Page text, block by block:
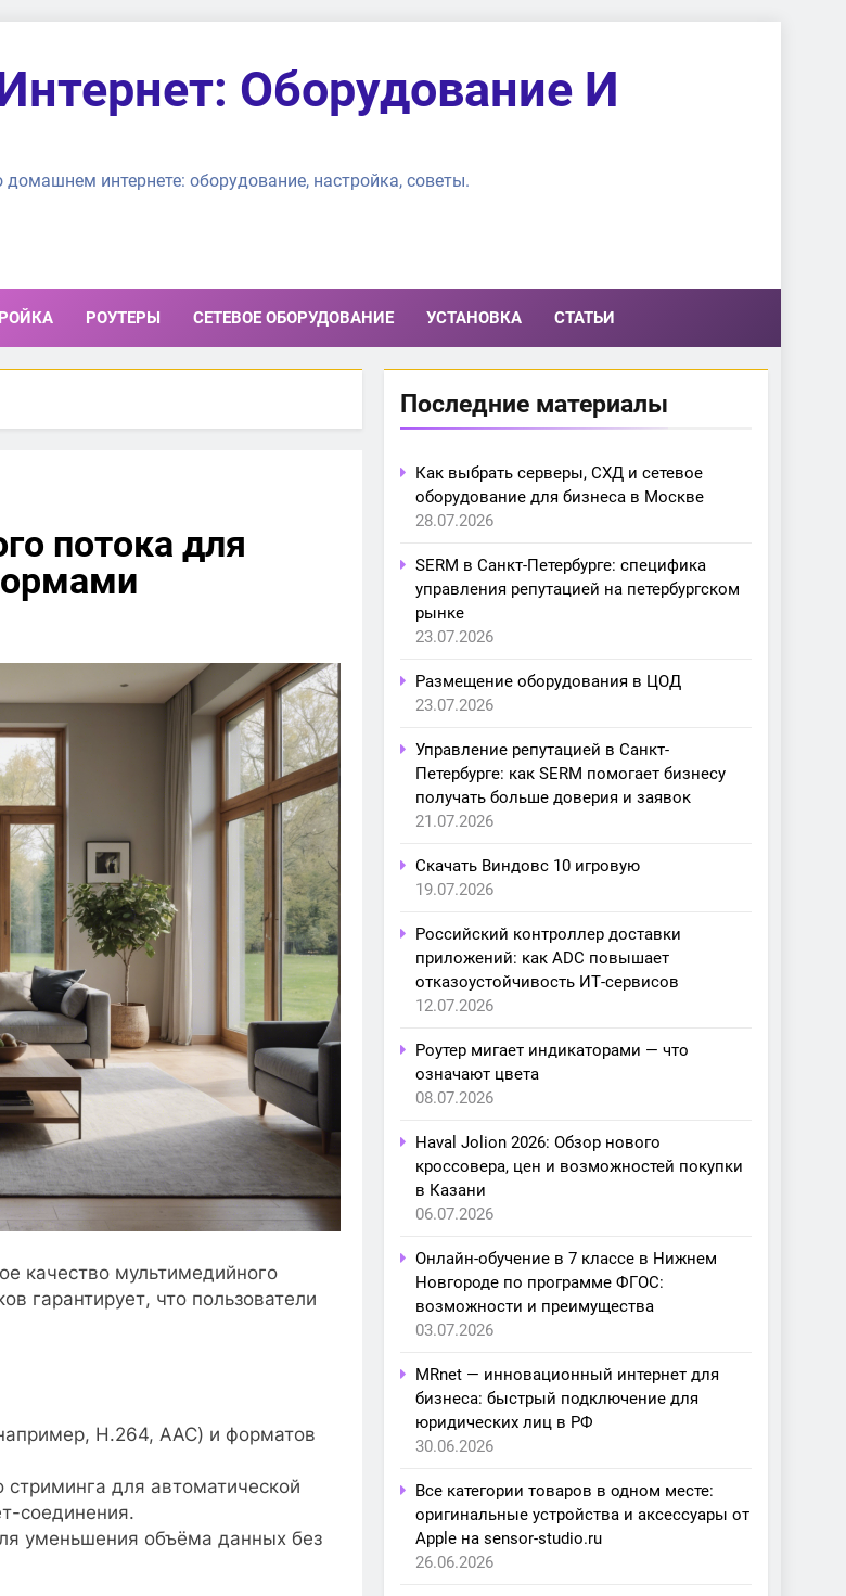
Оборудование И
интернете: оборудование, настройка, советы.
РОУТЕРЫ СЕТЕВОЕ ОБОРУДОВАНИЕ УСТАНОВКА СТАТЬИ
потока для
качество мультимедийного
гарантирует, что пользователи
H.264, AAC) и форматов
стриминга для автоматической
соединения.
уменьшения объёма данных без
Последние материалы
Как выбрать серверы, СХД и сетевое
оборудование для бизнеса в Москве
28.07.2026
SERM в Санкт-Петербурге: специфика
управления репутацией на петербургском
рынке
23.07.2026
Размещение оборудования в ЦОД
23.07.2026
Управление репутацией в Санкт-
Петербурге: как SERM помогает бизнесу
получать больше доверия и заявок
21.07.2026
Скачать Виндовс 10 игровую
19.07.2026
Российский контроллер доставки
приложений: как ADC повышает
отказоустойчивость ИТ-сервисов
12.07.2026
Роутер мигает индикаторами — что
означают цвета
08.07.2026
Haval Jolion 2026: Обзор нового
кроссовера, цен и возможностей покупки
в Казани
06.07.2026
Онлайн-обучение в 7 классе в Нижнем
Новгороде по программе ФГОС:
возможности и преимущества
03.07.2026
MRnet — инновационный интернет для
бизнеса: быстрый подключение для
юридических лиц в РФ
30.06.2026
Все категории товаров в одном месте:
оригинальные устройства и аксессуары от
Apple на sensor-studio.ru
26.06.2026